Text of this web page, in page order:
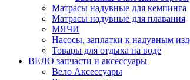
Матрасы надувные для кемпинга
Матрасы надувные для плавания
МЯЧИ
Насосы, заплатки к надувным
Товары для отдыха на воде
ВЕЛО запчасти и аксессуары
Вело Аксессуары